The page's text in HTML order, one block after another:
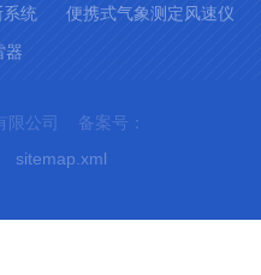
统
便携式气象测定风速仪
器
限公司 备案号：
sitemap.xml